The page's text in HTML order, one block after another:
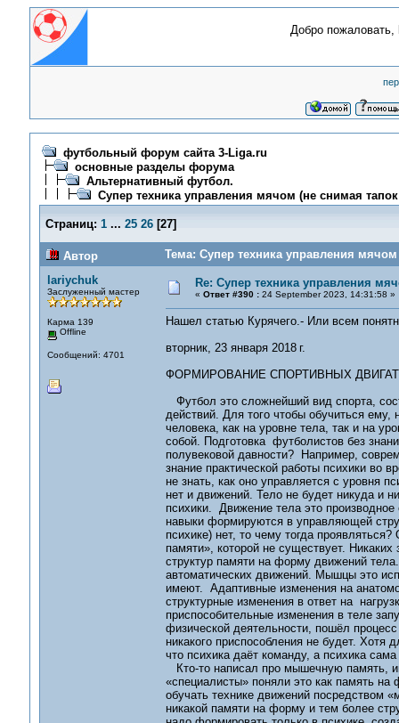
Добро пожаловать,
футбольный форум сайта 3-Liga.ru
основные разделы форума
Альтернативный футбол.
Супер техника управления мячом (не снимая
Страниц: 1 ... 25 26[27]
Автор
Тема: Супер техника управления
lariychuk
Заслуженный мастер
Карма 139
Offline
Сообщений: 4701
Re: Супер техника управления
« Ответ #390 :24 September 2023, 14:31:58 »
Нашел статью Курячего.- Или всем
вторник, 23 января 2018 г.
ФОРМИРОВАНИЕ СПОРТИВНЫХ
Футбол это сложнейший вид спорта,
действий. Для того чтобы обучиться ему,
человека, как на уровне тела, так и на
собой. Подготовка футболистов без
полувековой давности? Например,
знание практической работы психики во
не знать, как оно управляется с
нет и движений. Тело не будет никуда и
психики. Движение тела это
навыки формируются в управляющей
психике) нет, то чему тогда
памяти», которой не существует.
структур памяти на форму движений
автоматических движений. Мышцы это
имеют. Адаптивные изменения на
структурные изменения в ответ на
приспособительные изменения в теле
физической деятельности, пошёл
никакого приспособления не будет. Хотя
что психика даёт команду, а психика
Кто-то написал про мышечную память,
«специалисты» поняли это как память
обучать технике движений посредством
никакой памяти на форму и тем более